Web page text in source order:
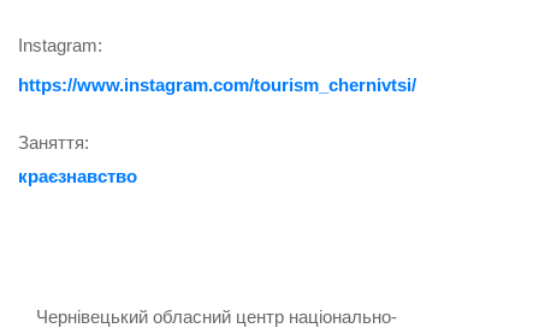
Instagram:
https://www.instagram.com/tourism_chernivtsi/
Заняття:
краєзнавство
Чернівецький обласний центр національно-